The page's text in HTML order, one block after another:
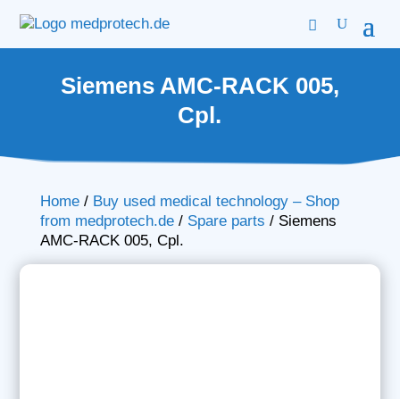
Siemens AMC-RACK 005,
Cpl.
Home/ Buy used medical technology – Shop
from medprotech.de/ Spare parts / Siemens
AMC-RACK 005, Cpl.